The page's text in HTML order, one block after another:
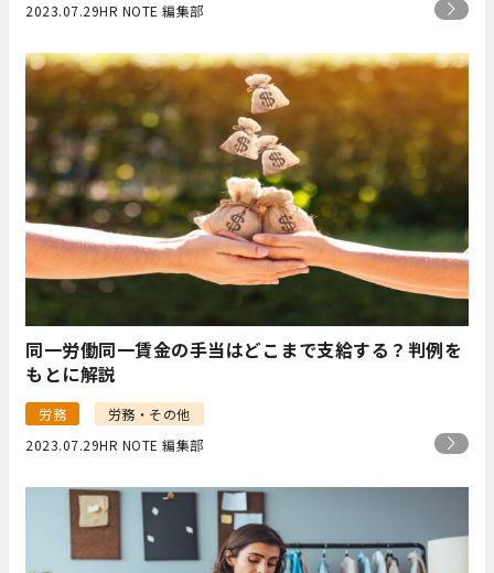
2023.07.29HR NOTE 編集部
同一労働同一賃金の手当はどこまで支給する？判例を
もとに解説
労務
労務・その他
2023.07.29HR NOTE 編集部